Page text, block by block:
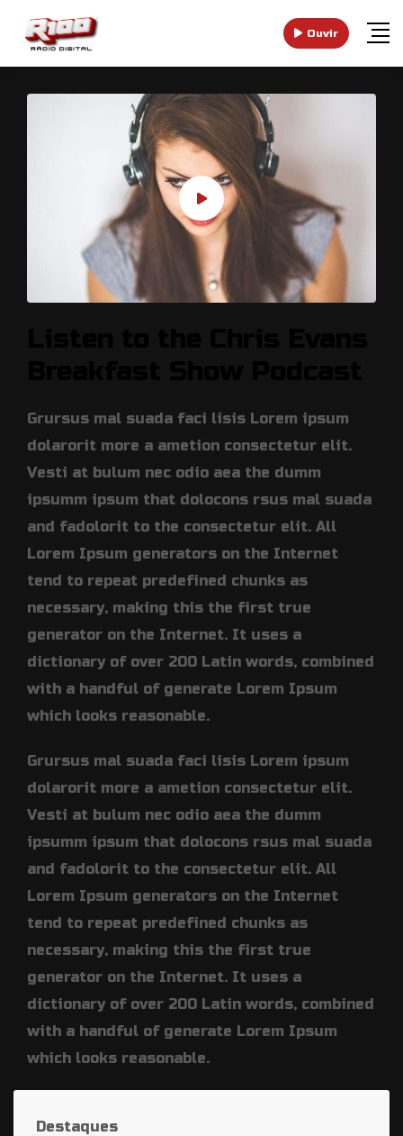
Ouvir
Grursus mal suada faci lisis Lorem ipsum
dolarorit more a ametion consectetur elit.
Vesti at bulum nec odio aea the dumm
ipsumm ipsum that dolocons rsus mal suada
and fadolorit to the consectetur elit. All
Lorem Ipsum generators on the Internet
tend to repeat predefined chunks as
necessary, making this the first true
generator on the Internet. It uses a
dictionary of over 200 Latin words, combined
with a handful of generate Lorem Ipsum
which looks reasonable.
Grursus mal suada faci lisis Lorem ipsum
dolarorit more a ametion consectetur elit.
Vesti at bulum nec odio aea the dumm
ipsumm ipsum that dolocons rsus mal suada
and fadolorit to the consectetur elit. All
Lorem Ipsum generators on the Internet
tend to repeat predefined chunks as
necessary, making this the first true
generator on the Internet. It uses a
dictionary of over 200 Latin words, combined
with a handful of generate Lorem Ipsum
which looks reasonable.
Destaques